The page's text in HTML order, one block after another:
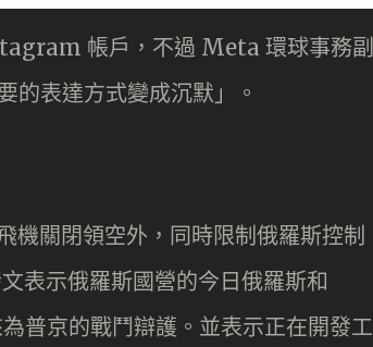
帳戶，不過 Meta 環球事務副
表達方式變成沉默」。
機關閉領空外，同時限制俄羅斯控制
表示俄羅斯國營的今日俄羅斯和
普京的戰鬥辯護。並表示正在開發工